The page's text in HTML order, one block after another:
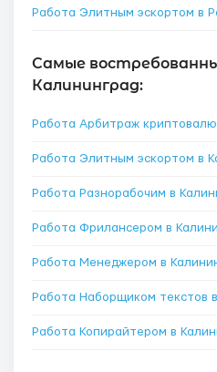
Работа Элитным эскортом в
Самые
Калининград:
Работа Арбитраж
Работа Элитным эскортом в
Работа Разнорабочим в
Работа Фрилансером в
Работа Менеджером в
Работа Наборщиком текстов
Работа Копирайтером в